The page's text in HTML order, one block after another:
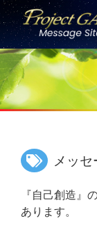
Skip
to
content
メッ
『自己創造』
あります。